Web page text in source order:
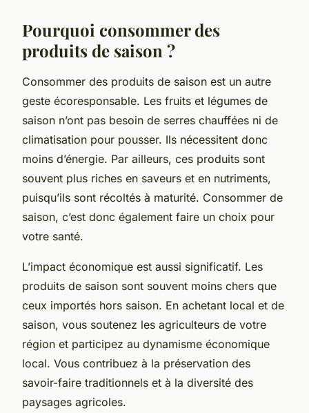
Pourquoi consommer des
produits de saison ?
Consommer des produits de saison est un autre
geste écoresponsable. Les fruits et légumes de
saison n’ont pas besoin de serres chauffées ni de
climatisation pour pousser. Ils nécessitent donc
moins d’énergie. Par ailleurs, ces produits sont
souvent plus riches en saveurs et en nutriments,
puisqu’ils sont récoltés à maturité. Consommer de
saison, c’est donc également faire un choix pour
votre santé.
L’impact économique est aussi significatif. Les
produits de saison sont souvent moins chers que
ceux importés hors saison. En achetant local et de
saison, vous soutenez les agriculteurs de votre
région et participez au dynamisme économique
local. Vous contribuez à la préservation des
savoir-faire traditionnels et à la diversité des
paysages agricoles.